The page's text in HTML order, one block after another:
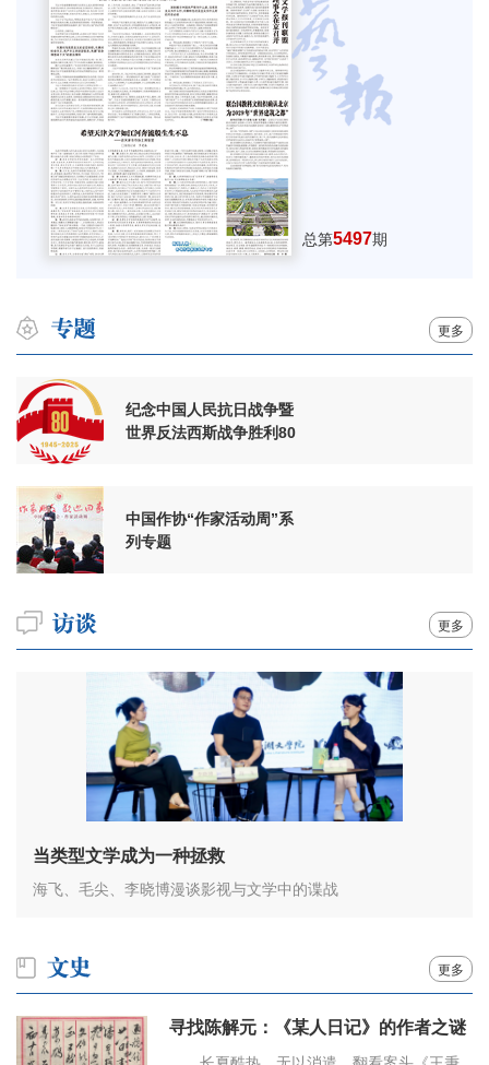
总第5497期
更多
纪念中国人民抗日战争暨
世界反法西斯战争胜利80
中国作协“作家活动周”系
列专题
更多
当类型文学成为一种拯救
海飞、毛尖、李晓博漫谈影视与文学中的谍战
更多
寻找陈解元：《某人日记》的作者之谜